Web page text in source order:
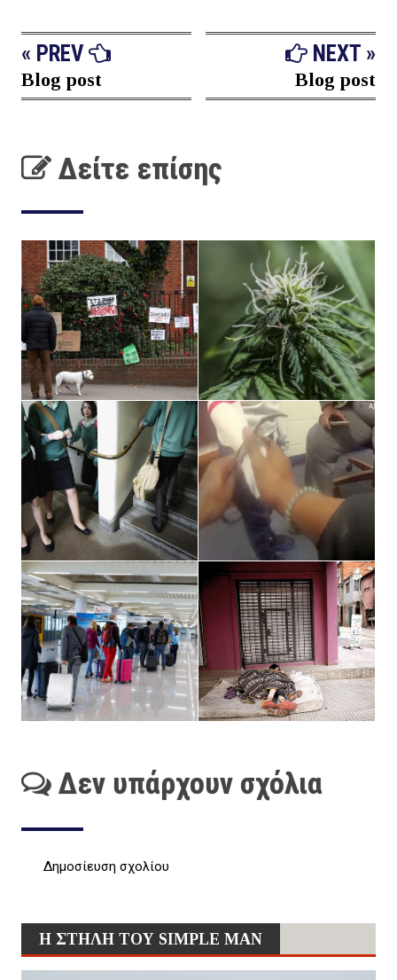
« PREV
Blog post
NEXT »
Blog post
Δείτε επίσης
Δεν υπάρχουν σχόλια
Δημοσίευση σχολίου
Η ΣΤΗΛΗ ΤΟΥ SIMPLE MAN